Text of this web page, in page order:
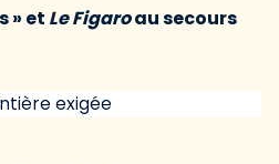
» et Le Figaroau secours